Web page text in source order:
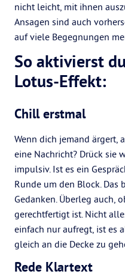
nicht leicht, mit ihnen
Ansagen sind auch
auf viele Begegnungen
So aktivierst
Lotus-Effekt:
Chill erstmal
Wenn dich jemand ärgert,
eine Nachricht? Drück sie
impulsiv. Ist es ein
Runde um den Block. Das
Gedanken. Überleg auch,
gerechtfertigt ist. Nicht
einfach nur aufregt, ist es
gleich an die Decke zu
Rede Klartext